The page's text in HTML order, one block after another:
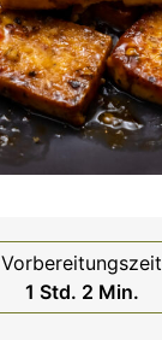
Vorbereitungszeit
1 Stunde
Std. 2Minuten
Min.